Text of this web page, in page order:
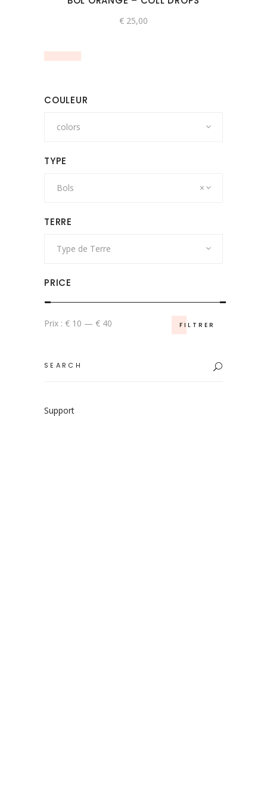
€ 25,00
COULEUR
colors
TYPE
×
Bols
TERRE
Type de Terre
PRICE
Prix
Prix
FILTRER
Prix : € 10 — € 40
for:
Support